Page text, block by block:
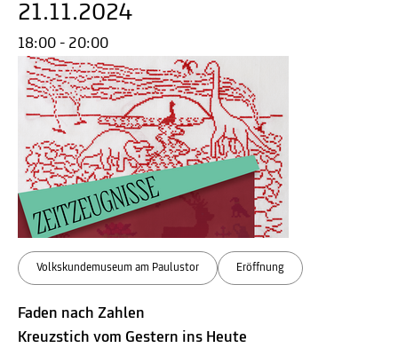
21.11.2024
18:00 - 20:00
Volkskundemuseum am Paulustor Eröffnung
Faden nach Zahlen
Kreuzstich vom Gestern ins Heute